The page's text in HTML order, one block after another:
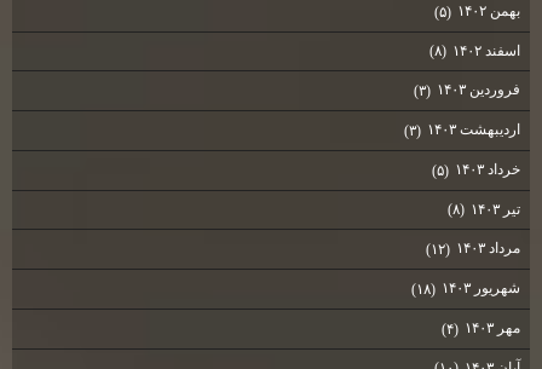
بهمن ۱۴۰۲ (۵)
اسفند ۱۴۰۲ (۸)
فروردین ۱۴۰۳ (۳)
اردیبهشت ۱۴۰۳ (۳)
خرداد ۱۴۰۳ (۵)
تیر ۱۴۰۳ (۸)
مرداد ۱۴۰۳ (۱۲)
شهریور ۱۴۰۳ (۱۸)
مهر ۱۴۰۳ (۴)